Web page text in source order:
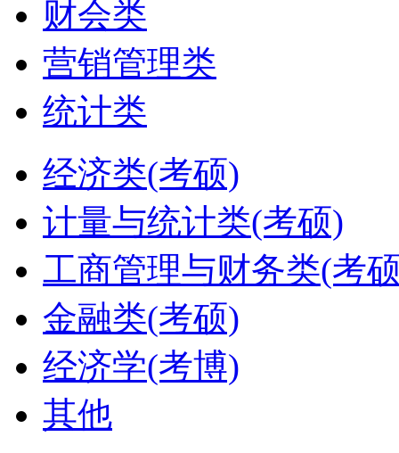
财会类
营销管理类
统计类
经济类(考硕)
计量与统计类(考硕)
工商管理与财务类(考
金融类(考硕)
经济学(考博)
其他